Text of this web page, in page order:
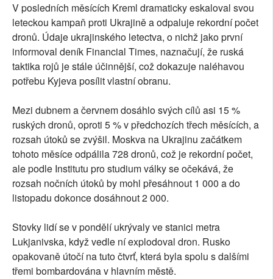
V posledních měsících Kreml dramaticky eskaloval svou
leteckou kampaň proti Ukrajině a odpaluje rekordní počet
dronů. Údaje ukrajinského letectva, o nichž jako první
informoval deník Financial Times, naznačují, že ruská
taktika rojů je stále účinnější, což dokazuje naléhavou
potřebu Kyjeva posílit vlastní obranu.
Mezi dubnem a červnem dosáhlo svých cílů asi 15 %
ruských dronů, oproti 5 % v předchozích třech měsících, a
rozsah útoků se zvýšil. Moskva na Ukrajinu začátkem
tohoto měsíce odpálila 728 dronů, což je rekordní počet,
ale podle Institutu pro studium války se očekává, že
rozsah nočních útoků by mohl přesáhnout 1 000 a do
listopadu dokonce dosáhnout 2 000.
Stovky lidí se v pondělí ukrývaly ve stanici metra
Lukjanivska, když vedle ní explodoval dron. Rusko
opakovaně útočí na tuto čtvrť, která byla spolu s dalšími
třemi bombardována v hlavním městě.